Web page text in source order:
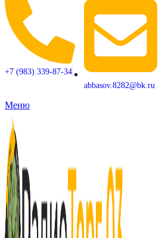
+7 (983) 339-87-34
abbasov.8282@bk.ru
Меню